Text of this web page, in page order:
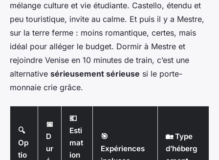
mélange culture et vie étudiante. Castello, étendu et
peu touristique, invite au calme. Et puis il y a Mestre,
sur la terre ferme : moins romantique, certes, mais
idéal pour alléger le budget. Dormir à Mestre et
rejoindre Venise en 10 minutes de train, c’est une
alternative sérieusement sérieuse si le porte-
monnaie crie grâce.
🔍
Op
tio
📅
D
ur
💶
Esti
mat
ion
🎯
Expériences
🏡 Type
d’héberg